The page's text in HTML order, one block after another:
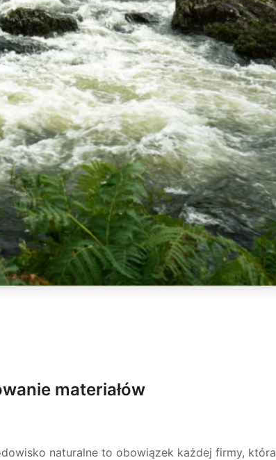
materiałów
naturalne to obowiązek każdej firmy, która